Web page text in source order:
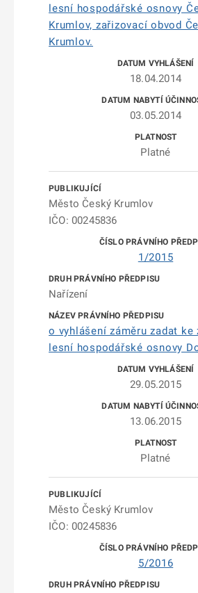
lesní hospodářské osnovy
Krumlov, zařizovací obvod
Krumlov.
18.04.2014
03.05.2014
Platné
Město Český Krumlov
IČO: 00245836
1/2015
Nařízení
o vyhlášení záměru zadat ke
lesní hospodářské osnovy
29.05.2015
13.06.2015
Platné
Město Český Krumlov
IČO: 00245836
5/2016